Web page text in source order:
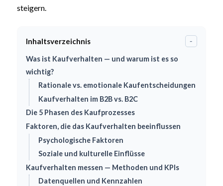
steigern.
Inhaltsverzeichnis -
Was ist Kaufverhalten — und warum ist es so
wichtig?
Rationale vs. emotionale Kaufentscheidungen
Kaufverhalten im B2B vs. B2C
Die 5 Phasen des Kaufprozesses
Faktoren, die das Kaufverhalten beeinflussen
Psychologische Faktoren
Soziale und kulturelle Einflüsse
Kaufverhalten messen — Methoden und KPIs
Datenquellen und Kennzahlen